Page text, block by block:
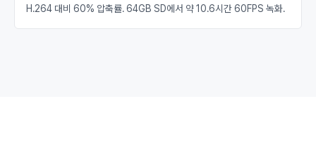
H.264 대비 60% 압축률. 64GB SD에서 약 10.6시간 60FPS 녹화.